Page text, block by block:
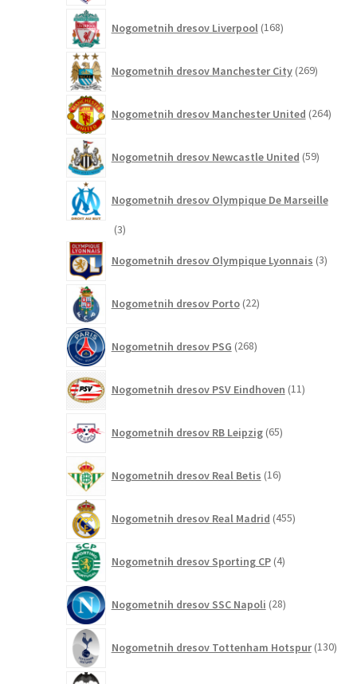
Nogometnih dresov Liverpool 168izdelkov
Nogometnih dresov Manchester City 269izdelkov
Nogometnih dresov Manchester United 264
Nogometnih dresov Newcastle United 59izdelkov
Nogometnih dresov Olympique De Marseille
33
Nogometnih dresov Olympique Lyonnais 3izdelki
Nogometnih dresov Porto 22izdelkov
Nogometnih dresov PSG 268izdelkov
Nogometnih dresov PSV Eindhoven 11izdelkov
Nogometnih dresov RB Leipzig 65izdelkov
Nogometnih dresov Real Betis 16izdelkov
Nogometnih dresov Real Madrid 455izdelkov
Nogometnih dresov Sporting CP 4izdelki
Nogometnih dresov SSC Napoli 28izdelkov
Nogometnih dresov Tottenham Hotspur 130